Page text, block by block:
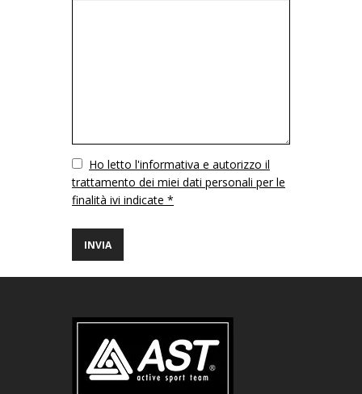
VuotoHo letto l'informativa e autorizzo il
trattamento dei miei dati personali per le
finalità ivi indicate *